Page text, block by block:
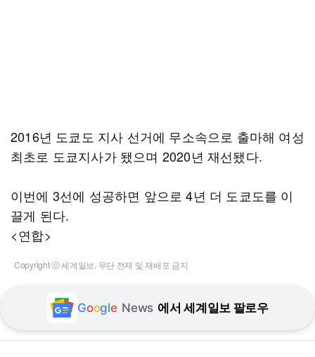
2016년 도쿄도 지사 선거에 무소속으로 출마해 여성
최초로 도쿄지사가 됐으며 2020년 재선됐다.
이번에 3선에 성공하면 앞으로 4년 더 도쿄도를 이
끌게 된다.
<연합>
Copyright ⓒ 세계일보. 무단 전재 및 재배포 금지
Google News 에서 세계일보 팔로우